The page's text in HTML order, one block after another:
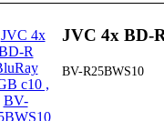
JVC 4x BD-
BV-R25BWS10